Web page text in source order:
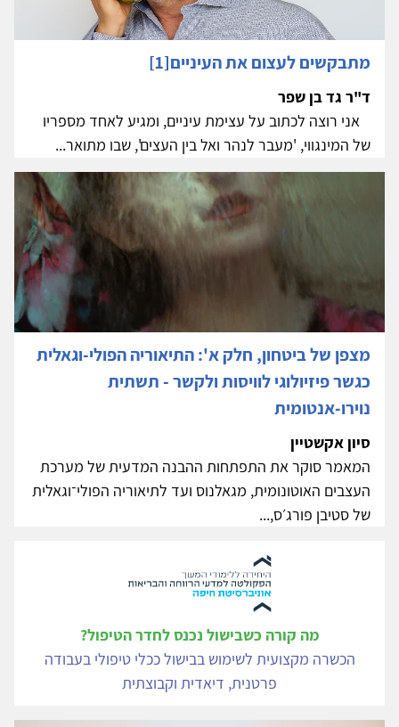
מתבקשים לעצום את העיניים[1]
ד"ר גד בן שפר
אני רוצה לכתוב על עצימת עיניים, ומגיע לאחד מספריו
של המינגווי, 'מעבר לנהר ואל בין העצים', שבו מתואר...
מצפן של ביטחון, חלק א': התיאוריה הפולי-וגאלית
כגשר פיזיולוגי לוויסות ולקשר - תשתית
נוירו-אנטומית
סיון אקשטיין
המאמר סוקר את התפתחות ההבנה המדעית של מערכת
העצבים האוטונומית, מגאלנוס ועד לתיאוריה הפולי־וגאלית
של סטיבן פורג׳ס,...
מה קורה כשבישול נכנס לחדר הטיפול?
הכשרה מקצועית לשימוש בבישול ככלי טיפולי בעבודה
פרטנית, דיאדית וקבוצתית